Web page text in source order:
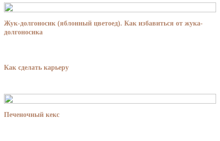
Жук-долгоносик (яблонный цветоед). Как избавиться от жука-
долгоносика
Как сделать карьеру
Печеночный кекс